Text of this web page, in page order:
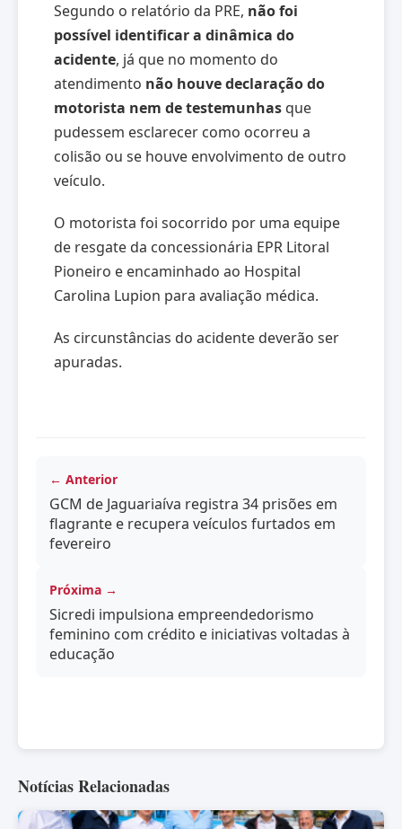
Segundo o relatório da PRE, não foi
possível identificar a dinâmica do
acidente, já que no momento do
atendimento não houve declaração do
motorista nem de testemunhas que
pudessem esclarecer como ocorreu a
colisão ou se houve envolvimento de outro
veículo.
O motorista foi socorrido por uma equipe
de resgate da concessionária EPR Litoral
Pioneiro e encaminhado ao Hospital
Carolina Lupion para avaliação médica.
As circunstâncias do acidente deverão ser
apuradas.
← Anterior
GCM de Jaguariaíva registra 34 prisões em
flagrante e recupera veículos furtados em
fevereiro
Próxima →
Sicredi impulsiona empreendedorismo
feminino com crédito e iniciativas voltadas à
educação
Notícias Relacionadas